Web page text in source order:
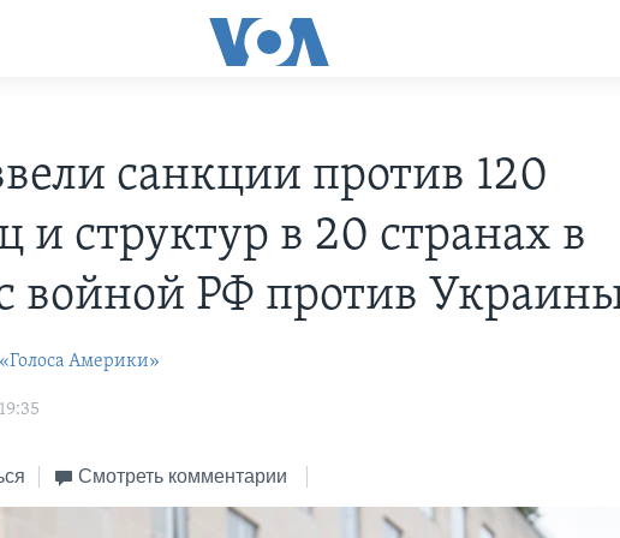
санкции против 120
и структур в 20 странах в
войной РФ против
Америки»
Смотреть комментарии